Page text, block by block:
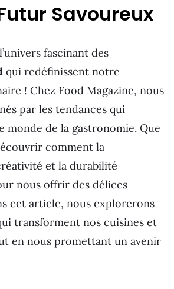
Savoureux
fascinant des
qui redéfinissent notre
! Chez Food Magazine, nous
par les tendances qui
monde de la gastronomie. Que
comment la
et la durabilité
nous offrir des délices
cet article, nous explorerons
transforment nos cuisines et
en nous promettant un avenir